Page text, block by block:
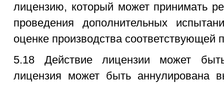
лицензию, который может принимать
проведения дополнительных
оценке производства соответствующей
5.18 Действие лицензии может
лицензия может быть аннулирована